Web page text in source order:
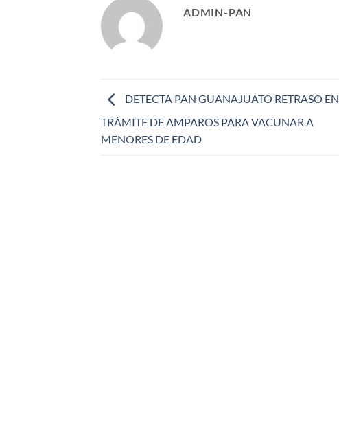
ADMIN-PAN
DETECTA PAN GUANAJUATO RETRASO EN
TRÁMITE DE AMPAROS PARA VACUNAR A
MENORES DE EDAD